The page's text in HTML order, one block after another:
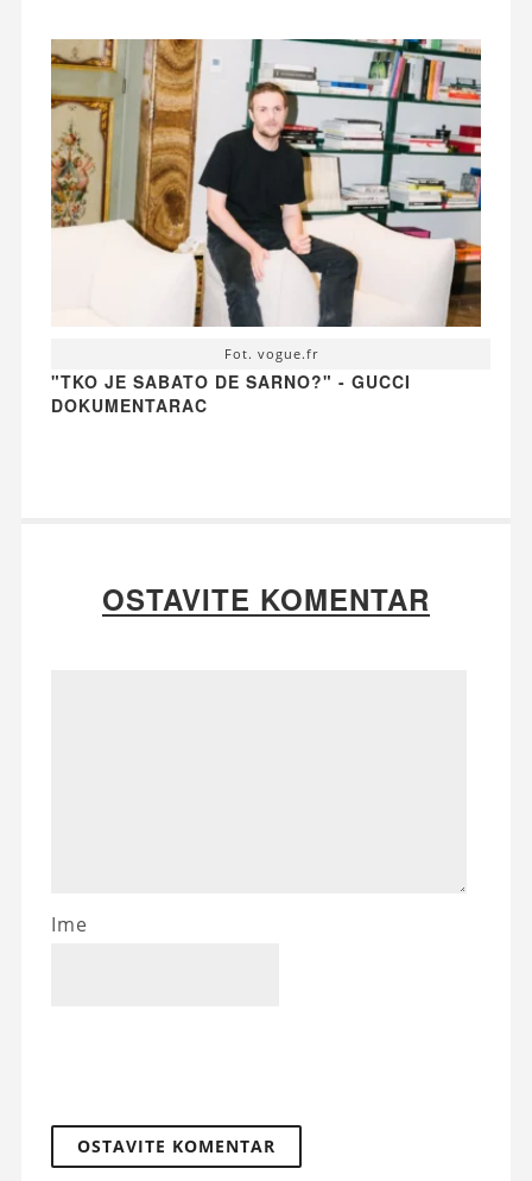
Fot. vogue.fr
"TKO JE SABATO DE SARNO?" - GUCCI
DOKUMENTARAC
OSTAVITE KOMENTAR
Ime